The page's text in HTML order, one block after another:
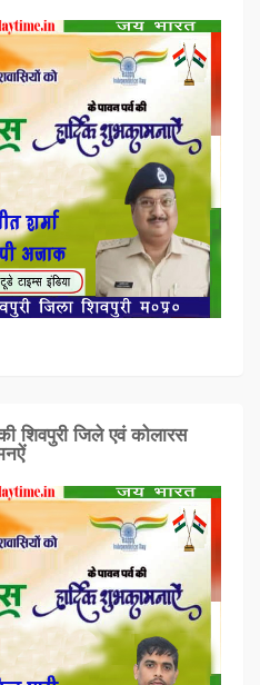
शिवपुरी जिले एवं कोलारस